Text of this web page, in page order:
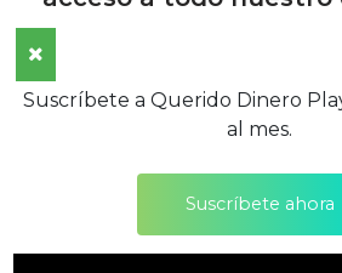
Suscríbete a Querido Dinero
al mes.
Suscríbete ahora
AVISO DE
TÉRMINOS Y